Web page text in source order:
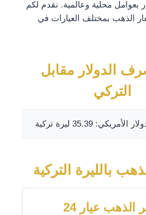
بعوامل محلية وعالمية. نقدم لكم
الذهب بمختلف العيارات في
الدولار مقابل
التركي
35.39 ليرة تركية
بالليرة التركية
الذهب عيار 24